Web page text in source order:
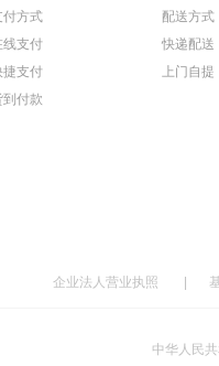
付方式
线支付
捷支付
到付款
配送方式
快递配送
上门自提
企业法人营业执照
中华人民